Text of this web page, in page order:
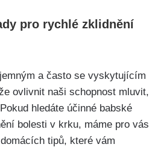
pro rychlé zklidnění
a často se ⁤vyskytujícím‍
ovlivnit naši ⁤schopnost⁣ mluvit,
hledáte účinné ‌babské
bolesti ​v krku, máme pro⁤ vás
tipů, které vám